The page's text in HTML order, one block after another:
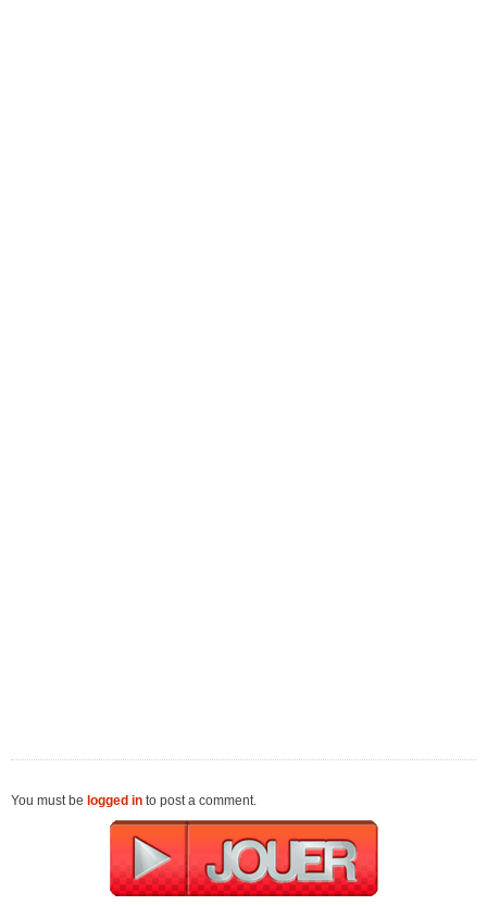
You must be logged in to post a comment.